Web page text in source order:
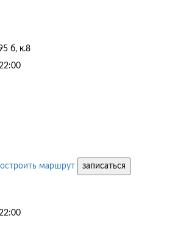
б, к.8
маршрут
записаться